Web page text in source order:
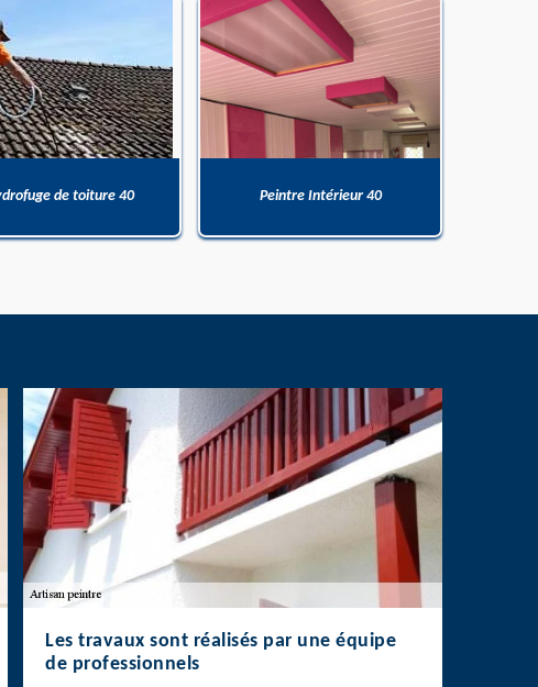
de toiture 40 Peintre Intérieur 40
Les travaux sont réalisés par une équipe
de professionnels